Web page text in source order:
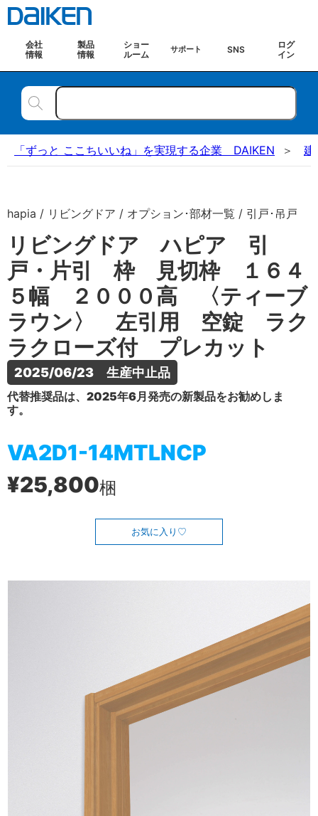
会社
情報
製品
情報
ショー
ルーム
サポート SNS
ログ
イン
「ずっと ここちいいね」を実現する企業 DAIKEN 建
hapia / リビングドア / オプション･部材一覧 / 引戸･吊戸
リビングドア ハピア 引
戸・片引 枠 見切枠 １６４
５幅 ２０００高 〈ティーブ
ラウン〉 左引用 空錠 ラク
ラクローズ付 プレカット
2025/06/23　生産中止品
代替推奨品は、2025年6月発売の新製品をお勧めしま
す。
VA2D1-14MTLNCP
¥25,800梱
お気に入り